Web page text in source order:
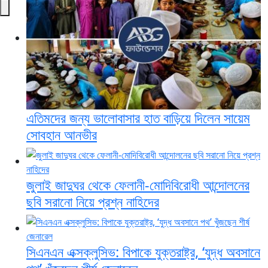
এতিমদের জন্য ভালোবাসার হাত বাড়িয়ে দিলেন সায়েম
সোবহান আনভীর
জুলাই জাদুঘর থেকে ফেলানী-মোদিবিরোধী আন্দোলনের
ছবি সরানো নিয়ে প্রশ্ন নাহিদের
সিএনএন এক্সক্লুসিভ: বিপাকে যুক্তরাষ্ট্র, ‘যুদ্ধ অবসানে